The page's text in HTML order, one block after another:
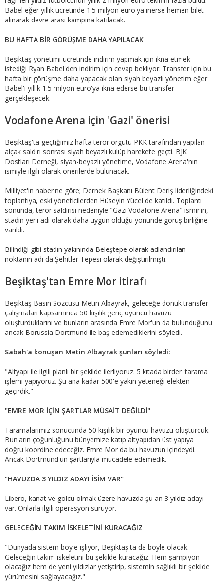
Babel eğer yıllık ücretinde 1.5 milyon euro'ya inerse hemen bilet
alınarak devre arası kampına katılacak.
BU HAFTA BİR GÖRÜŞME DAHA YAPILACAK
Beşiktaş yönetimi ücretinde indirim yapmak için ikna etmek
istediği Ryan Babel'den indirim için cevap bekliyor. Transfer için bu
hafta bir görüşme daha yapacak olan siyah beyazlı yönetim eğer
Babel'i yıllık 1.5 milyon euro'ya ikna ederse bu transfer
gerçekleşecek.
Vodafone Arena için 'Gazi' önerisi
Beşiktaş'ta geçtiğimiz hafta terör örgütü PKK tarafından yapılan
alçak saldırı sonrası siyah beyazlı kulüp harekete geçti. BJK
Dostları Derneği, siyah-beyazlı yönetime, Vodafone Arena'nın
ismiyle ilgili olarak önerilerde bulunacak.
Milliyet'in haberine göre; Dernek Başkanı Bülent Deriş liderliğindeki
toplantıya, eski yöneticilerden Hüseyin Yücel de katıldı. Toplantı
sonunda, terör saldırısı nedeniyle "Gazi Vodafone Arena" isminin,
stadın yeni adı olarak daha uygun olduğu yönünde görüş birliğine
varıldı.
Bilindiği gibi stadın yakınında Beleştepe olarak adlandırılan
noktanın adı da Şehitler Tepesi olarak değiştirilmişti.
Beşiktaş'tan Emre Mor itirafı
Beşiktaş Basın Sözcüsü Metin Albayrak, geleceğe dönük transfer
çalışmaları kapsamında 50 kişilik genç oyuncu havuzu
oluşturduklarını ve bunların arasında Emre Mor'un da bulunduğunu
ancak Borussia Dortmund ile baş edemediklerini söyledi.
Sabah'a konuşan Metin Albayrak şunları söyledi:
"Altyapı ile ilgili planlı bir şekilde ilerliyoruz. 5 kıtada birden tarama
işlemi yapıyoruz. Şu ana kadar 500'e yakın yeteneği elekten
geçirdik."
"EMRE MOR İÇİN ŞARTLAR MÜSAİT DEĞİLDİ"
Taramalarımız sonucunda 50 kişilik bir oyuncu havuzu oluşturduk.
Bunların çoğunluğunu bünyemize katıp altyapıdan üst yapıya
doğru koordine edeceğiz. Emre Mor da bu havuzun içindeydi.
Ancak Dortmund'un şartlarıyla mücadele edemedik.
"HAVUZDA 3 YILDIZ ADAYI İSİM VAR"
Libero, kanat ve golcü olmak üzere havuzda şu an 3 yıldız adayı
var. Onlarla ilgili operasyon sürüyor.
GELECEĞİN TAKIM İSKELETİNİ KURACAĞIZ
"Dünyada sistem böyle işliyor, Beşiktaş'ta da böyle olacak.
Geleceğin takım iskeletini bu şekilde kuracağız. Hem şampiyon
olacağız hem de yeni yıldızlar yetiştirip, sistemin sağlıklı bir şekilde
yürümesini sağlayacağız."